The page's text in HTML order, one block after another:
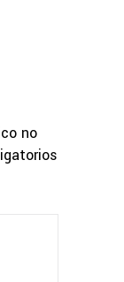
no